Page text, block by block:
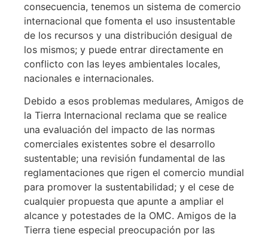
consecuencia, tenemos un sistema de comercio
internacional que fomenta el uso insustentable
de los recursos y una distribución desigual de
los mismos; y puede entrar directamente en
conflicto con las leyes ambientales locales,
nacionales e internacionales.
Debido a esos problemas medulares, Amigos de
la Tierra Internacional reclama que se realice
una evaluación del impacto de las normas
comerciales existentes sobre el desarrollo
sustentable; una revisión fundamental de las
reglamentaciones que rigen el comercio mundial
para promover la sustentabilidad; y el cese de
cualquier propuesta que apunte a ampliar el
alcance y potestades de la OMC. Amigos de la
Tierra tiene especial preocupación por las